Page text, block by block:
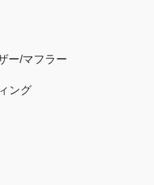
ー/マフラー
ング